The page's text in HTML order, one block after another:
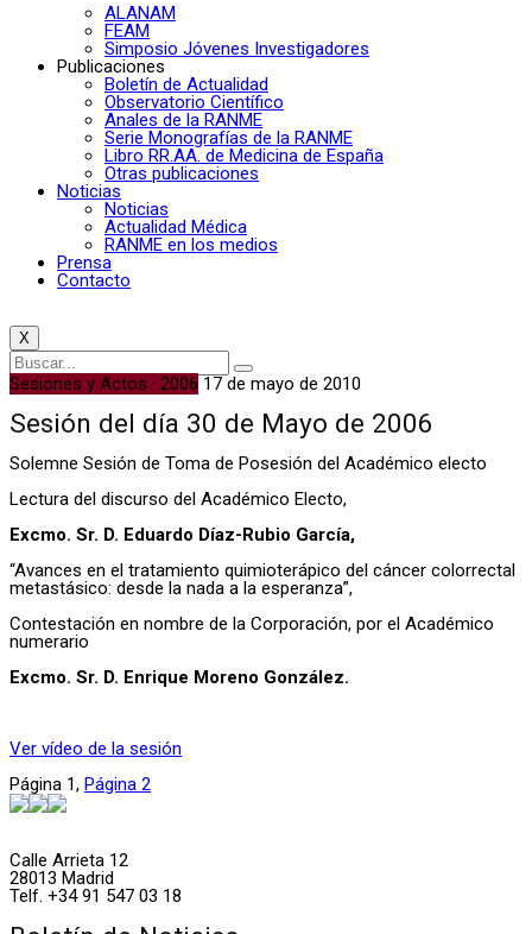
ALANAM
FEAM
Simposio Jóvenes Investigadores
Publicaciones
Boletín de Actualidad
Observatorio Científico
Anales de la RANME
Serie Monografías de la RANME
Libro RR.AA. de Medicina de España
Otras publicaciones
Noticias
Noticias
Actualidad Médica
RANME en los medios
Prensa
Contacto
X
Sesiones y Actos · 2006 17 de mayo de 2010
Sesión del día 30 de Mayo de 2006
Solemne Sesión de Toma de Posesión del Académico electo
Lectura del discurso del Académico Electo,
Excmo. Sr. D. Eduardo Díaz-Rubio García,
“Avances en el tratamiento quimioterápico del cáncer colorrectal
metastásico: desde la nada a la esperanza”,
Contestación en nombre de la Corporación, por el Académico
numerario
Excmo. Sr. D. Enrique Moreno González.
Ver vídeo de la sesión
Página 1, Página 2
Calle Arrieta 12
28013 Madrid
Telf. +34 91 547 03 18